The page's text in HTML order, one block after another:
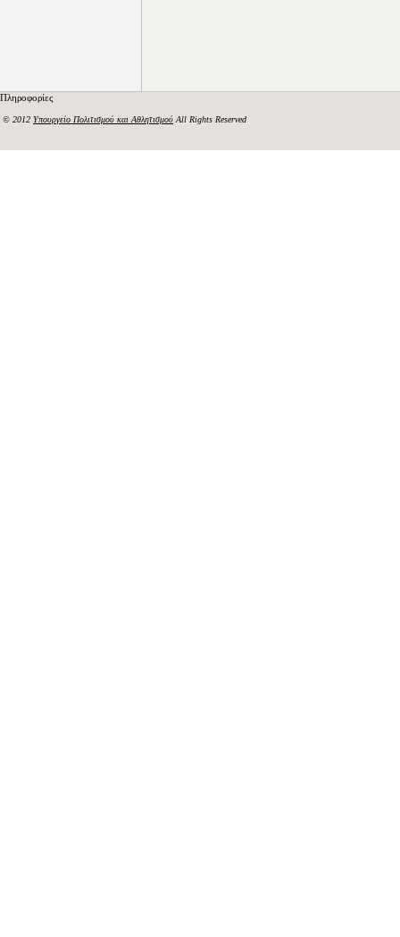
Πληροφορίες
© 2012 Υπουργείο Πολιτισμού και Αθλητισμού All Rights Reserved